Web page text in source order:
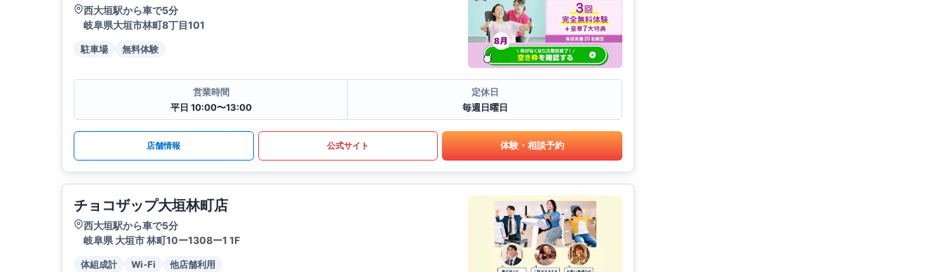
西大垣駅から車で5分
岐阜県大垣市林町8丁目101
駐車場 無料体験
営業時間
平日 10:00〜13:00
定休日
毎週日曜日
店舗情報 公式サイト 体験・相談予約
チョコザップ大垣林町店
西大垣駅から車で5分
岐阜県 大垣市 林町10ー1308ー1 1F
体組成計 Wi-Fi 他店舗利用